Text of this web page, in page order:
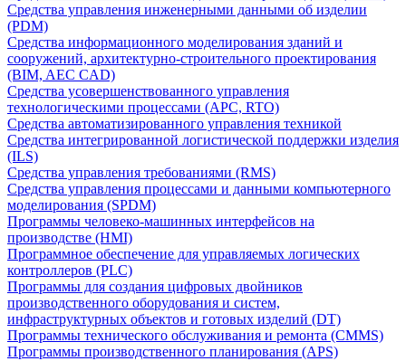
Средства управления инженерными данными об изделии
(PDM)
Средства информационного моделирования зданий и
сооружений, архитектурно-строительного проектирования
(BIM, AEC CAD)
Средства усовершенствованного управления
технологическими процессами (APC, RTO)
Средства автоматизированного управления техникой
Средства интегрированной логистической поддержки изделия
(ILS)
Средства управления требованиями (RMS)
Средства управления процессами и данными компьютерного
моделирования (SPDM)
Программы человеко-машинных интерфейсов на
производстве (HMI)
Программное обеспечение для управляемых логических
контроллеров (PLC)
Программы для создания цифровых двойников
производственного оборудования и систем,
инфраструктурных объектов и готовых изделий (DT)
Программы технического обслуживания и ремонта (CMMS)
Программы производственного планирования (APS)